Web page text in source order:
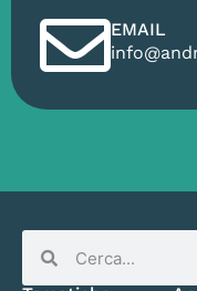
EMAIL